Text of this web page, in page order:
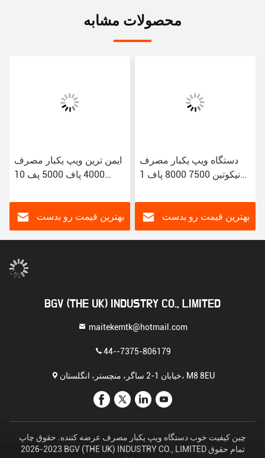
محصولات مشابه
ایمن ترین ویپ یکبار مصرف
4000 پاف 5000 پف 10
سیگار الکترونیکی طعم دار
بهترین قیمت رو بدست
دستگاه ویپ یکبار مصرف
نیکوتین 7500 8000 پاف 1
بهترین قیمت رو بدست
BGV (THE UK) INDUSTRY CO., LIMITED
maitekemtk@hotmail.com
44--7375-806179
خیابان 1-2 ساگر، منچستر، انگلستان، M8 8EU
چین کیفیت خوب دستگاه ویپ یکبار مصرف عرضه کننده. حقوق چاپ
2023-2026 BGV (THE UK) INDUSTRY CO., LIMITED تمام حقوق